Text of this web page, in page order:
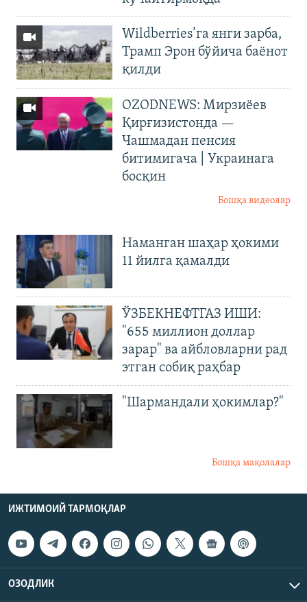
Wildberries’га янги зарба,
Трамп Эрон бўйича баёнот
қилди
OZODNEWS: Мирзиёев
Қирғизистонда —
Чашмадан пенсия
битимигача | Украинага
босқин
Бошқа видеолар
Наманган шаҳар ҳокими
11 йилга қамалди
ЎЗБЕКНЕФТГАЗ ИШИ:
"655 миллион доллар
зарар" ва айбловларни рад
этган собиқ раҳбар
"Шармандали ҳокимлар?"
Бошқа мақолалар
ИЖТИМОИЙ ТАРМОҚЛАР
ОЗОДЛИК